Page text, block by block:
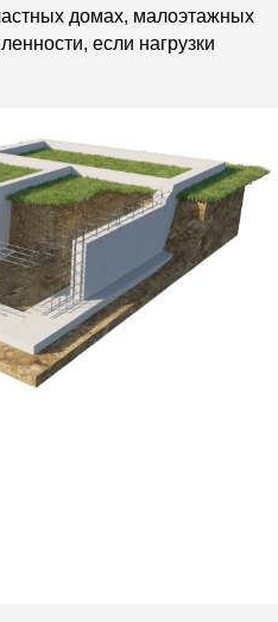
домах, малоэтажных
если нагрузки